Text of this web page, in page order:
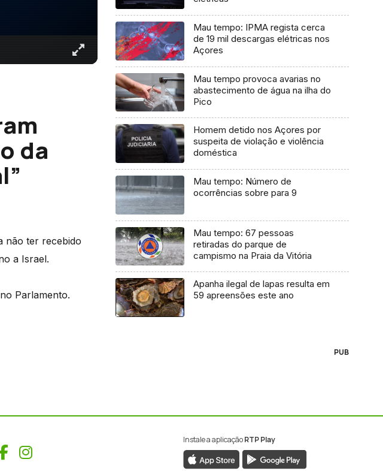
da
não ter recebido
a Israel.
Parlamento.
Mau tempo: IPMA regista cerca
de 19 mil descargas elétricas nos
Açores
Mau tempo provoca avarias no
abastecimento de água na ilha do
Pico
Homem detido nos Açores por
suspeita de violação e violência
doméstica
Mau tempo: Número de
ocorrências sobre para 9
Mau tempo: 67 pessoas
retiradas do parque de
campismo na Praia da Vitória
Apanha ilegal de lapas resulta em
59 apreensões este ano
PUB
Facebook
Instagram
Instale a aplicaçãoRTP Play